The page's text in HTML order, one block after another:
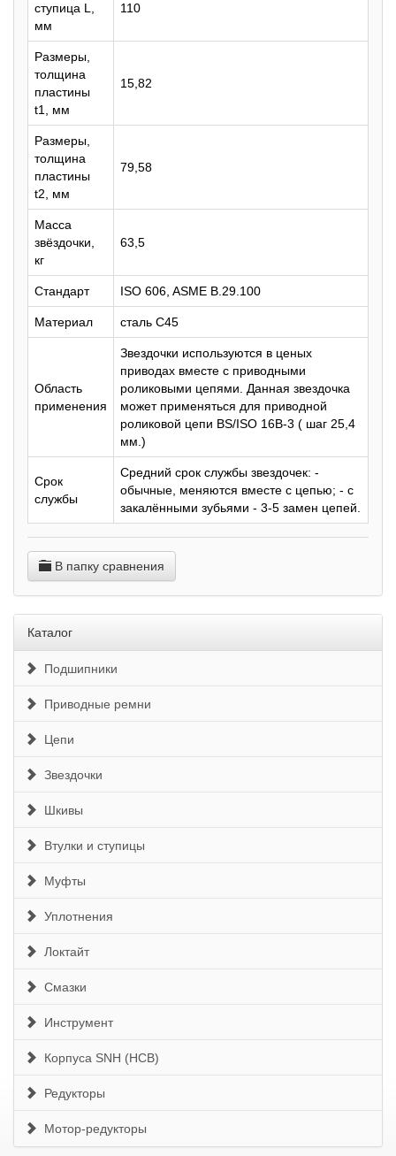
ступица L,
мм
110
Размеры,
толщина
пластины
t1, мм
15,82
Размеры,
толщина
пластины
t2, мм
79,58
Масса
звёздочки,
кг
63,5
Стандарт ISO 606, ASME B.29.100
Материал сталь C45
Область
применения
Звездочки используются в ценых
приводах вместе с приводными
роликовыми цепями. Данная звездочка
может применяться для приводной
роликовой цепи BS/ISO 16B-3 ( шаг 25,4
мм.)
Срок
службы
Средний срок службы звездочек: -
обычные, меняются вместе с цепью; - с
закалёнными зубьями - 3-5 замен цепей.
В папку сравнения
Каталог
Подшипники
Приводные ремни
Цепи
Звездочки
Шкивы
Втулки и ступицы
Муфты
Уплотнения
Локтайт
Смазки
Инструмент
Корпуса SNH (HCB)
Редукторы
Мотор-редукторы